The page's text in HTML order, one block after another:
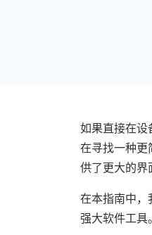
如果直接在设
在寻找一种更
供了更大的界
在本指南中，
强大软件工具。